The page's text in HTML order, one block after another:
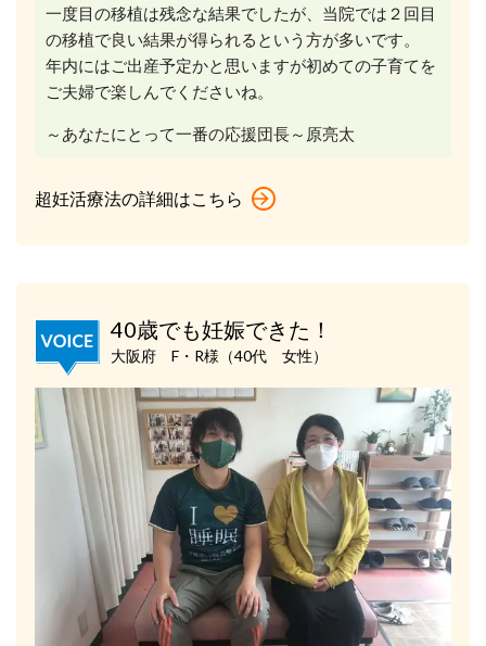
一度目の移植は残念な結果でしたが、当院では２回目
の移植で良い結果が得られるという方が多いです。
年内にはご出産予定かと思いますが初めての子育てを
ご夫婦で楽しんでくださいね。
～あなたにとって一番の応援団長～原亮太
超妊活療法の詳細はこちら
40歳でも妊娠できた！
大阪府 F・R様（40代 女性）